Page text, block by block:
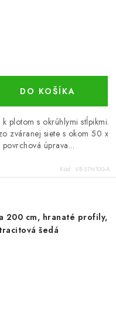
DO KOŠÍKA
plotom s okrúhlymi stĺpikmi.
zváranej siete s okom 50 x
úprava...
Kód: VB-STN100-A
200 cm, hranaté profily,
šedá